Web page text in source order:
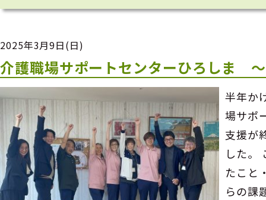
2025年3月9日(日)
介護職場サポートセンターひろしま
半年か
場サポ
支援が
した。
たこと
らの